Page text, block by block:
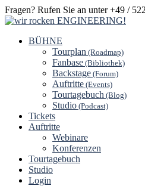
Fragen? Rufen Sie an unter +49 /
BÜHNE
Tourplan (Roadmap)
Fanbase (Bibliothek)
Backstage (Forum)
Auftritte (Events)
Tourtagebuch (Blog)
Studio (Podcast)
Tickets
Auftritte
Webinare
Konferenzen
Tourtagebuch
Studio
Login